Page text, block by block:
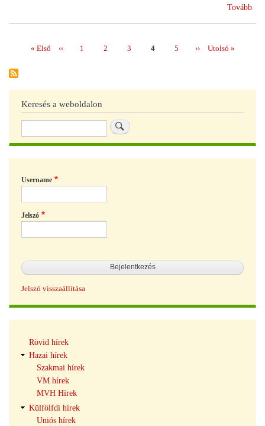
Tovább
Első
« Első
Előző
‹‹ Page
1 Page
2 Page
3 Page
4 Page
5
Következő
››
Utolsó
Utolsó »
Keresés a weboldalon
Username
Jelszó
Jelszó visszaállítása
navigáció
Rövid hírek
Hazai hírek
Szakmai hírek
VM hírek
MVH Hírek
Külfölfdi hírek
Uniós hírek